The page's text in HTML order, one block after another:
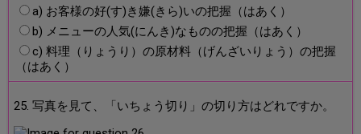
a) お客様の好(す)き嫌(きら)いの把握（はあく）
b) メニューの人気(にんき)なものの把握（はあく）
c) 料理（りょうり）の原材料（げんざいりょう）の把握
（はあく）
25. 写真を見て、「いちょう切り」の切り方はどれですか。